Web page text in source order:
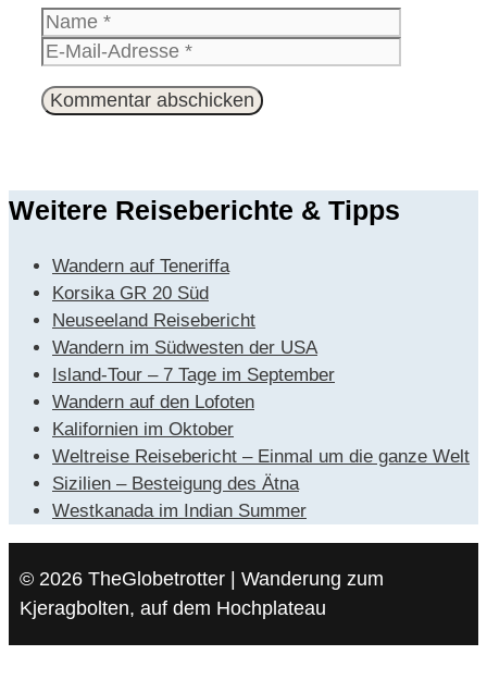
Name
Weitere Reiseberichte & Tipps
Wandern auf Teneriffa
Korsika GR 20 Süd
Neuseeland Reisebericht
Wandern im Südwesten der USA
Island-Tour – 7 Tage im September
Wandern auf den Lofoten
Kalifornien im Oktober
Weltreise Reisebericht – Einmal um die ganze Welt
Sizilien – Besteigung des Ätna
Westkanada im Indian Summer
© 2026 TheGlobetrotter | Wanderung zum
Kjeragbolten, auf dem Hochplateau